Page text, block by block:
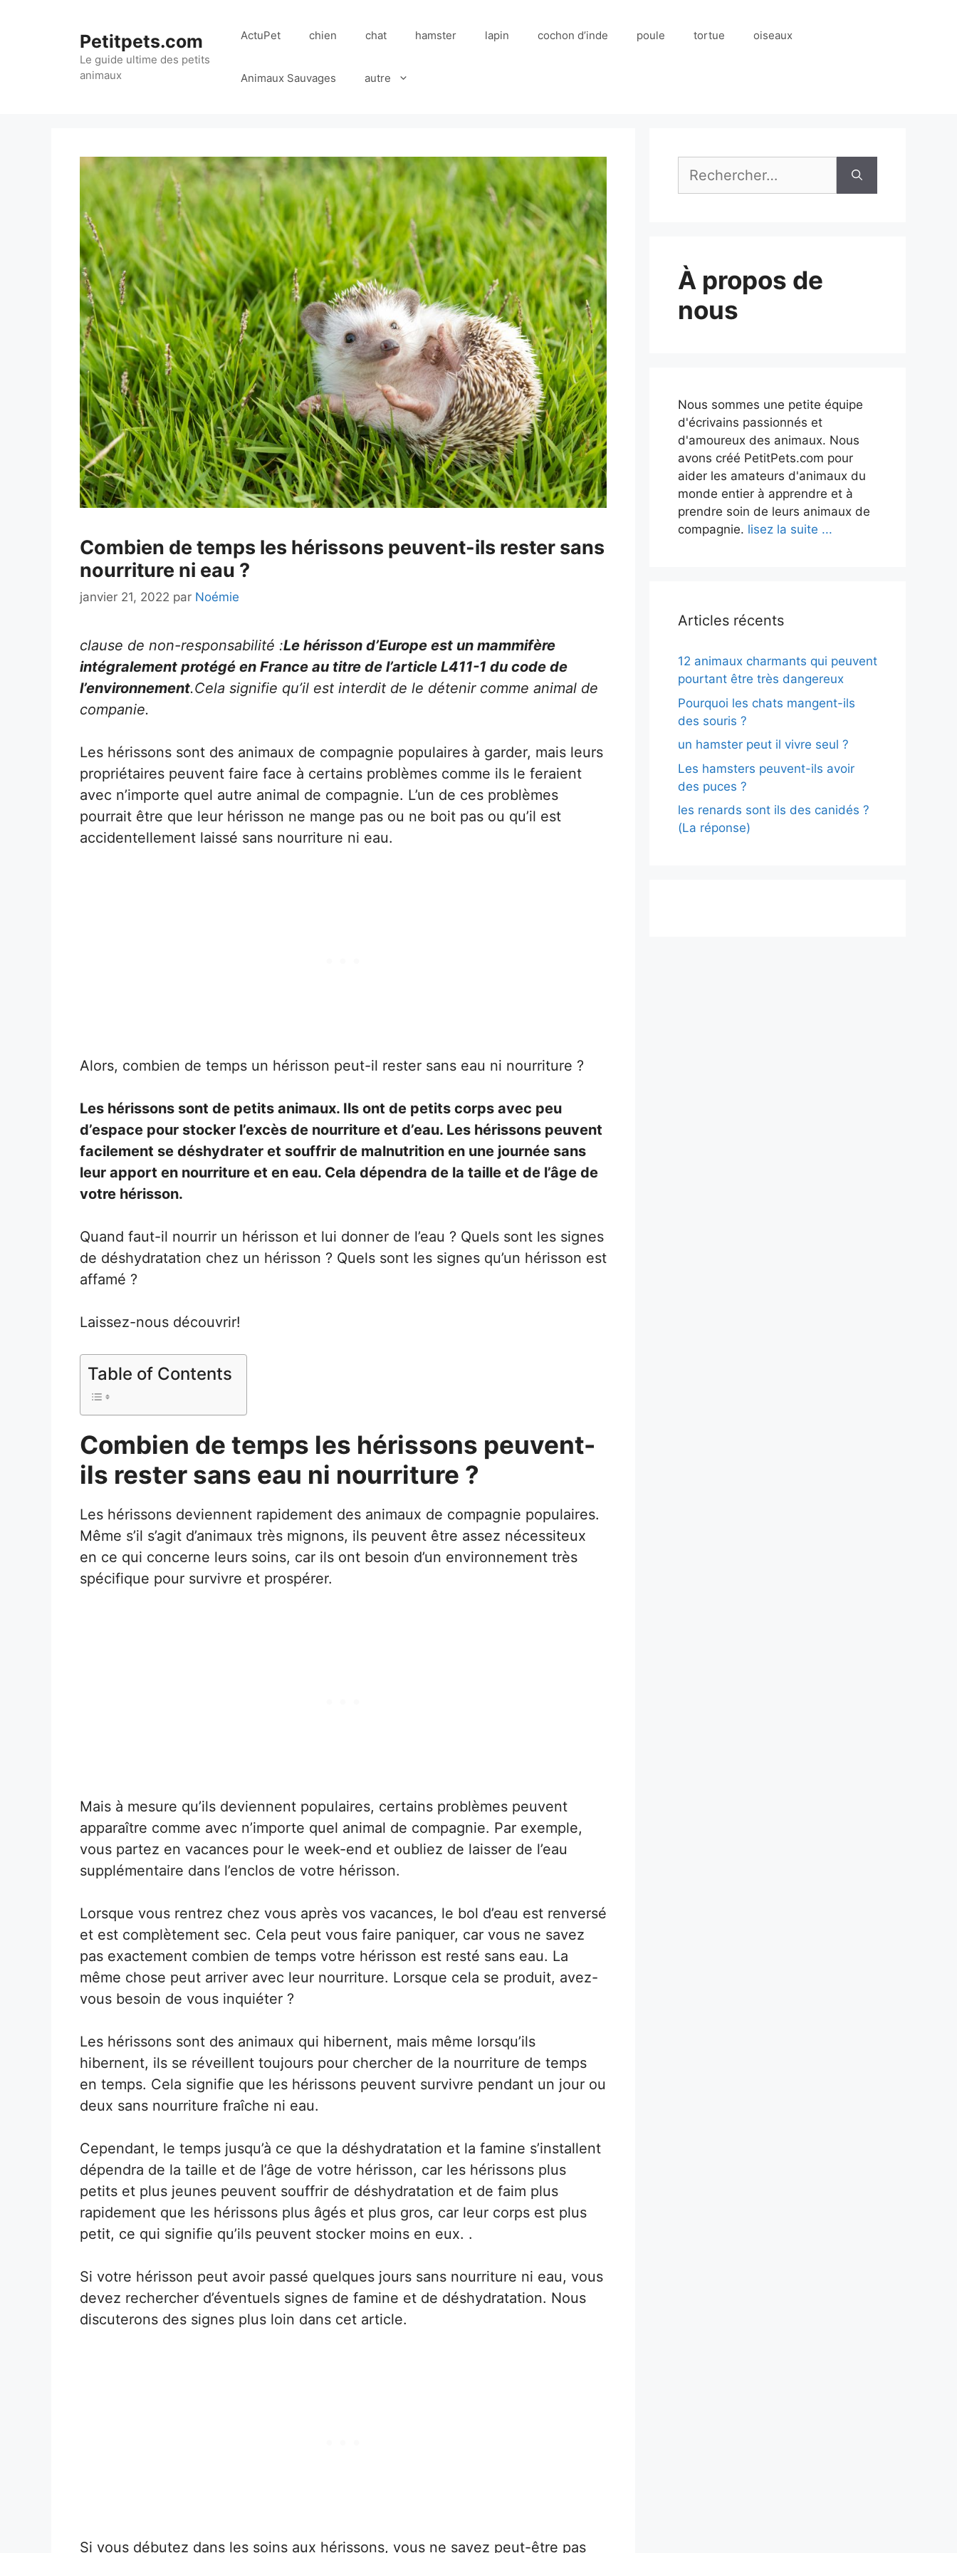
Petitpets.com
Le guide ultime des petits
animaux
ActuPet chien chat hamster lapin cochon d’inde poule tortue oiseaux
Animaux Sauvages autre
Combien de temps les hérissons peuvent-ils rester sans
nourriture ni eau ?
janvier 21, 2022 par Noémie
clause de non-responsabilité :Le hérisson d’Europe est un mammifère
intégralement protégé en France au titre de l’article L411-1 du code de
l’environnement.Cela signifie qu’il est interdit de le détenir comme animal de
companie.
Les hérissons sont des animaux de compagnie populaires à garder, mais leurs
propriétaires peuvent faire face à certains problèmes comme ils le feraient
avec n’importe quel autre animal de compagnie. L’un de ces problèmes
pourrait être que leur hérisson ne mange pas ou ne boit pas ou qu’il est
accidentellement laissé sans nourriture ni eau.
Alors, combien de temps un hérisson peut-il rester sans eau ni nourriture ?
Les hérissons sont de petits animaux. Ils ont de petits corps avec peu
d’espace pour stocker l’excès de nourriture et d’eau. Les hérissons peuvent
facilement se déshydrater et souffrir de malnutrition en une journée sans
leur apport en nourriture et en eau. Cela dépendra de la taille et de l’âge de
votre hérisson.
Quand faut-il nourrir un hérisson et lui donner de l’eau ? Quels sont les signes
de déshydratation chez un hérisson ? Quels sont les signes qu’un hérisson est
affamé ?
Laissez-nous découvrir!
Table of Contents
Combien de temps les hérissons peuvent-
ils rester sans eau ni nourriture ?
Les hérissons deviennent rapidement des animaux de compagnie populaires.
Même s’il s’agit d’animaux très mignons, ils peuvent être assez nécessiteux
en ce qui concerne leurs soins, car ils ont besoin d’un environnement très
spécifique pour survivre et prospérer.
Mais à mesure qu’ils deviennent populaires, certains problèmes peuvent
apparaître comme avec n’importe quel animal de compagnie. Par exemple,
vous partez en vacances pour le week-end et oubliez de laisser de l’eau
supplémentaire dans l’enclos de votre hérisson.
Lorsque vous rentrez chez vous après vos vacances, le bol d’eau est renversé
et est complètement sec. Cela peut vous faire paniquer, car vous ne savez
pas exactement combien de temps votre hérisson est resté sans eau. La
même chose peut arriver avec leur nourriture. Lorsque cela se produit, avez-
vous besoin de vous inquiéter ?
Les hérissons sont des animaux qui hibernent, mais même lorsqu’ils
hibernent, ils se réveillent toujours pour chercher de la nourriture de temps
en temps. Cela signifie que les hérissons peuvent survivre pendant un jour ou
deux sans nourriture fraîche ni eau.
Cependant, le temps jusqu’à ce que la déshydratation et la famine s’installent
dépendra de la taille et de l’âge de votre hérisson, car les hérissons plus
petits et plus jeunes peuvent souffrir de déshydratation et de faim plus
rapidement que les hérissons plus âgés et plus gros, car leur corps est plus
petit, ce qui signifie qu’ils peuvent stocker moins en eux. .
Si votre hérisson peut avoir passé quelques jours sans nourriture ni eau, vous
devez rechercher d’éventuels signes de famine et de déshydratation. Nous
discuterons des signes plus loin dans cet article.
Si vous débutez dans les soins aux hérissons, vous ne savez peut-être pas
À propos de
nous
Nous sommes une petite équipe
d'écrivains passionnés et
d'amoureux des animaux. Nous
avons créé PetitPets.com pour
aider les amateurs d'animaux du
monde entier à apprendre et à
prendre soin de leurs animaux de
compagnie. lisez la suite ...
Articles récents
12 animaux charmants qui peuvent
pourtant être très dangereux
Pourquoi les chats mangent-ils
des souris ?
un hamster peut il vivre seul ?
Les hamsters peuvent-ils avoir
des puces ?
les renards sont ils des canidés ?
(La réponse)